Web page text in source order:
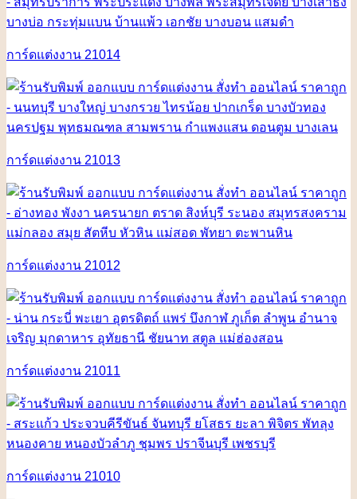
การ์ดแต่งงาน 21014
การ์ดแต่งงาน 21013
การ์ดแต่งงาน 21012
การ์ดแต่งงาน 21011
การ์ดแต่งงาน 21010